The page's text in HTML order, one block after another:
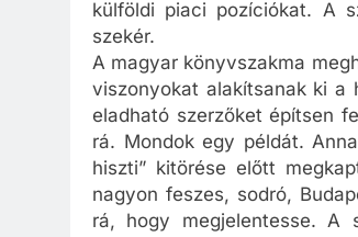
külföldi piaci pozíciókat. A
szekér.
A magyar könyvszakma
viszonyokat alakítsanak ki a
eladható szerzőket építsen
rá. Mondok egy példát.
hiszti” kitörése előtt
nagyon feszes, sodró,
rá, hogy megjelentesse.